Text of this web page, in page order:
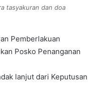
tasyakuran dan doa
Pemberlakuan
Posko Penanganan
lanjut dari Keputusan